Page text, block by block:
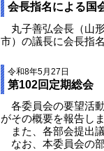
会長指名による国
丸子善弘会長（山
市）の議長に会長指
令和8年5月27日
第102回定期総会
各委員会の要望活
がその概要を報告し
また、各部会提出
なお、本委員会の